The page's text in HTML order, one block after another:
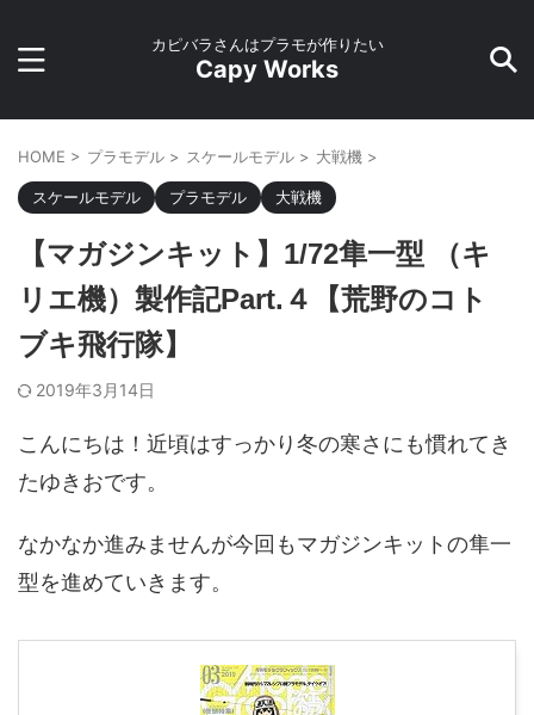
カピバラさんはプラモが作りたい
Capy Works
HOME > プラモデル > スケールモデル > 大戦機 >
スケールモデル プラモデル 大戦機
【マガジンキット】1/72隼一型 （キ
リエ機）製作記Part.４【荒野のコト
ブキ飛行隊】
2019年3月14日
こんにちは！近頃はすっかり冬の寒さにも慣れてき
たゆきおです。
なかなか進みませんが今回もマガジンキットの隼一
型を進めていきます。